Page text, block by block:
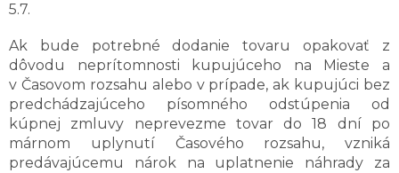
5.7.
Ak bude potrebné dodanie tovaru opakovať z
dôvodu neprítomnosti kupujúceho na Mieste a
v Časovom rozsahu alebo v prípade, ak kupujúci bez
predchádzajúceho písomného odstúpenia od
kúpnej zmluvy neprevezme tovar do 18 dní po
márnom uplynutí Časového rozsahu, vzniká
predávajúcemu nárok na uplatnenie náhrady za